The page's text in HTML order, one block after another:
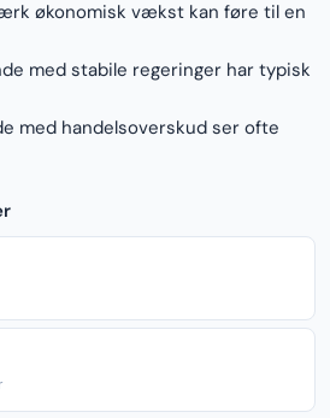
økonomisk vækst kan føre til en
med stabile regeringer har typisk
med handelsoverskud ser ofte